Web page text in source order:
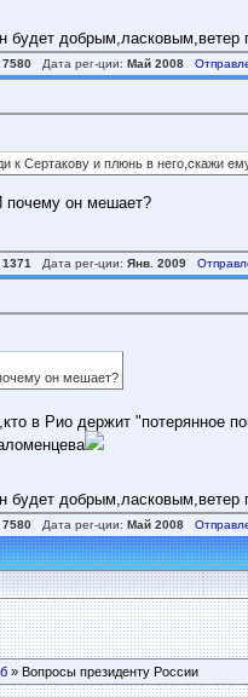
будет добрым,ласковым,ветер
7580Дата рег-ции: Май 2008
к Сертакову и плюнь в него,скажи
почему он мешает?
1371 Дата рег-ции: Янв. 2009
он мешает?
в Рио держит "потерянное
будет добрым,ласковым,ветер
7580Дата рег-ции: Май 2008
» Вопросы президенту России